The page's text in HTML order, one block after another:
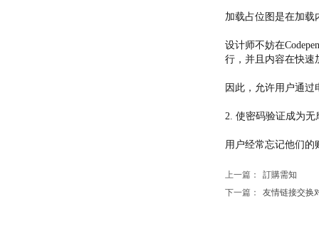
加载占位图是在加载
设计师不妨在
行，并且内容在快速
因此，允许用户通
2. 使密码验证成为无
用户经常忘记他们的
上一篇：
訂購需知
下一篇：
友情链接交换